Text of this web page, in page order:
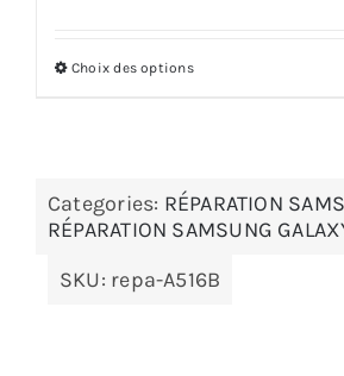
Choix des options
Categories: RÉPARATION
RÉPARATION SAMSUNG
SKU: repa-A516B